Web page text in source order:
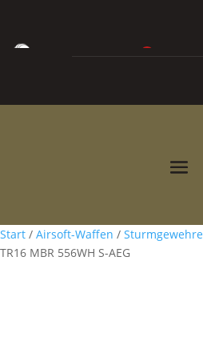
Start / Airsoft-Waffen / Sturmgewehre
TR16 MBR 556WH S-AEG